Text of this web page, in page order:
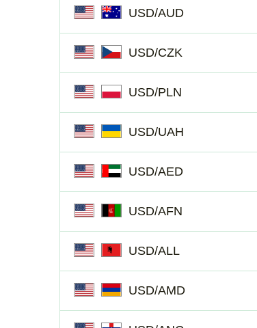
USD/AUD
USD/CZK
USD/PLN
USD/UAH
USD/AED
USD/AFN
USD/ALL
USD/AMD